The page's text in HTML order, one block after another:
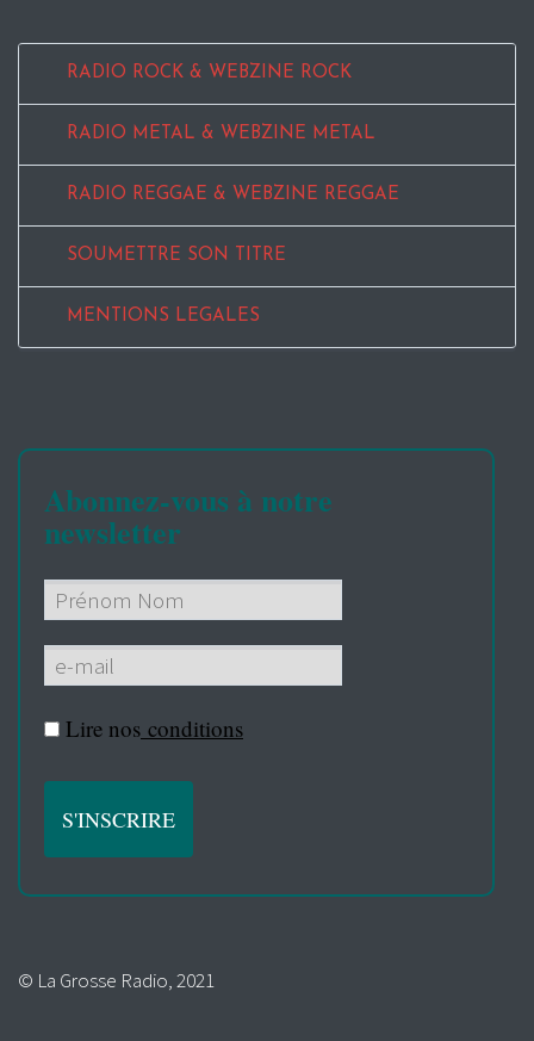
RADIO ROCK & WEBZINE ROCK
RADIO METAL & WEBZINE METAL
RADIO REGGAE & WEBZINE REGGAE
SOUMETTRE SON TITRE
MENTIONS LEGALES
Abonnez-vous à notre
newsletter
Lire nos conditions
© La Grosse Radio, 2021